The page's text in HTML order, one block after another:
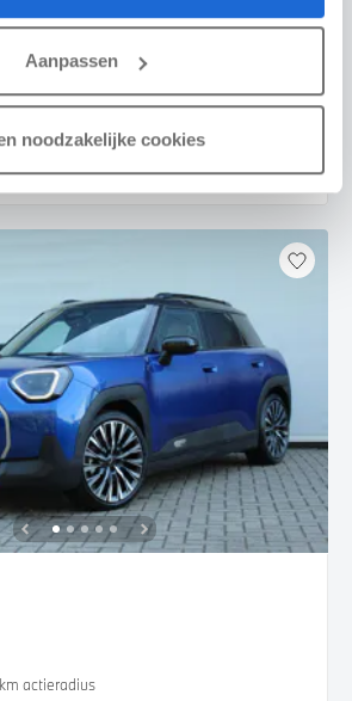
Aanpassen
noodzakelijke cookies
p/m
actieradius